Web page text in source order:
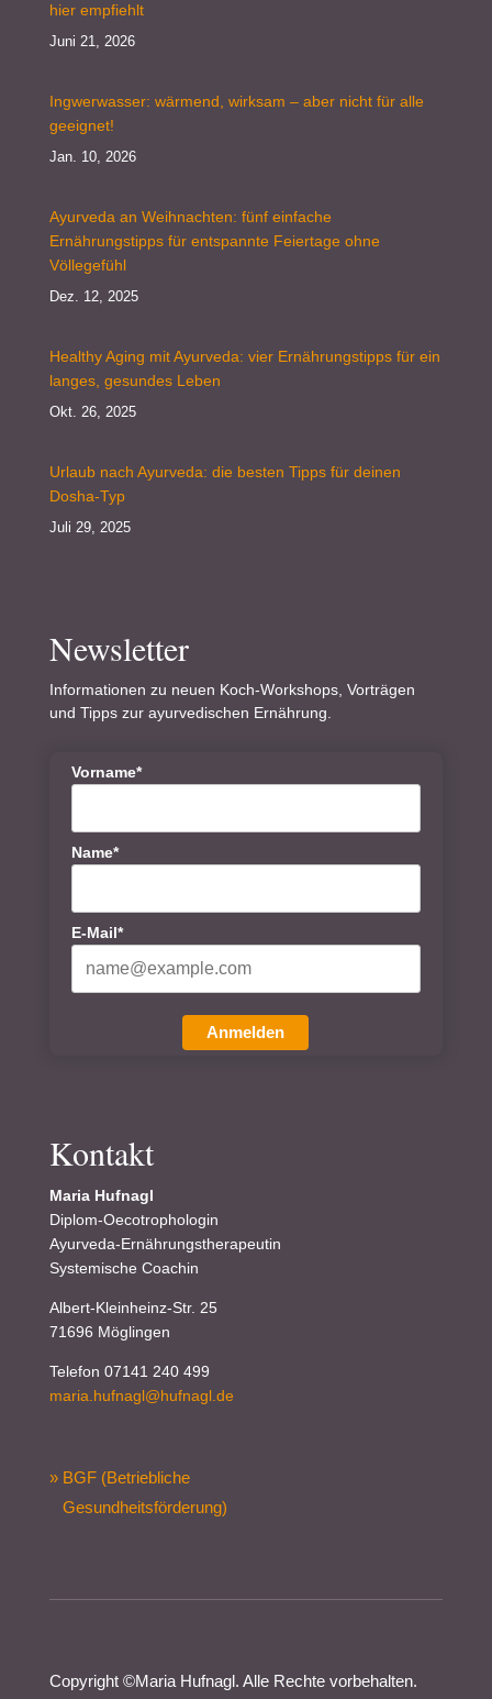
hier empfiehlt
Juni 21, 2026
Ingwerwasser: wärmend, wirksam – aber nicht für alle
geeignet!
Jan. 10, 2026
Ayurveda an Weihnachten: fünf einfache
Ernährungstipps für entspannte Feiertage ohne
Völlegefühl
Dez. 12, 2025
Healthy Aging mit Ayurveda: vier Ernährungstipps für ein
langes, gesundes Leben
Okt. 26, 2025
Urlaub nach Ayurveda: die besten Tipps für deinen
Dosha-Typ
Juli 29, 2025
Newsletter
Informationen zu neuen Koch-Workshops, Vorträgen
und Tipps zur ayurvedischen Ernährung.
Vorname*
Name*
E-Mail*
Anmelden
Kontakt
Maria Hufnagl
Diplom-Oecotrophologin
Ayurveda-Ernährungstherapeutin
Systemische Coachin
Albert-Kleinheinz-Str. 25
71696 Möglingen
Telefon 07141 240 499
maria.hufnagl@hufnagl.de
» BGF (Betriebliche
Gesundheitsförderung)
Copyright ©Maria Hufnagl. Alle Rechte vorbehalten.